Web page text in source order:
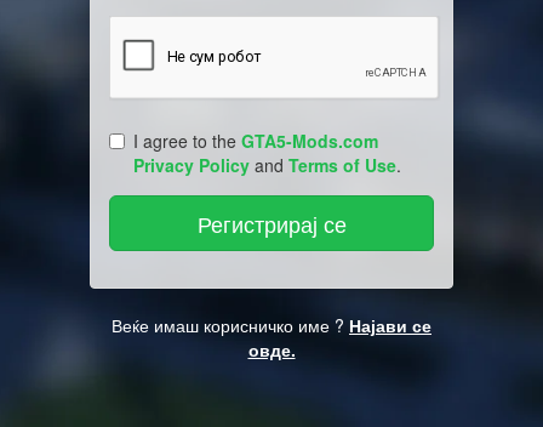
I agree to the GTA5-Mods.com
Privacy Policy and Terms of Use.
Веќе имаш корисничко име ? Најави се
овде.